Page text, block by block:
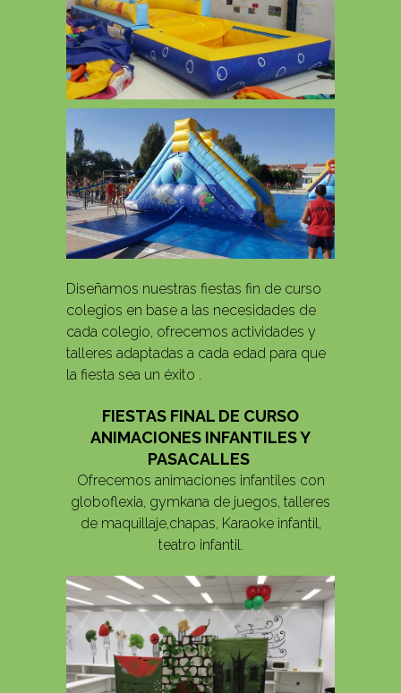
Diseñamos nuestras fiestas fin de curso
colegios en base a las necesidades de
cada colegio, ofrecemos actividades y
talleres adaptadas a cada edad para que
la fiesta sea un éxito .
FIESTAS FINAL DE CURSO
ANIMACIONES INFANTILES Y
PASACALLES
Ofrecemos animaciones infantiles con
globoflexia, gymkana de juegos, talleres
de maquillaje,chapas, Karaoke infantil,
teatro infantil.